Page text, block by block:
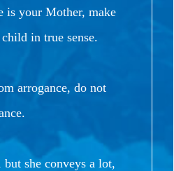
is your Mother, make
in true sense.
arrogance, do not
she conveys a lot,